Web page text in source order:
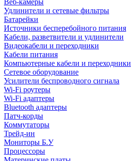
Веб-камеры
Удлинители и сетевые фильтры
Батарейки
Источники бесперебойного питания
Кабели, разветвители и удлинители
Видеокабели и переходники
Кабели питания
Компьютерные кабели и переходники
Сетевое оборудование
Усилители беспроводного сигнала
Wi-Fi роутеры
Wi-Fi адаптеры
Bluetooth адаптеры
Патч-корды
Коммутаторы
Трейд-ин
Мониторы Б.У
Процессоры